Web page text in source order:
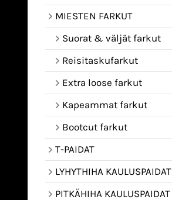
MIESTEN FARKUT
Suorat & väljät farkut
Reisitaskufarkut
Extra loose farkut
Kapeammat farkut
Bootcut farkut
T-PAIDAT
LYHYTHIHA KAULUSPAIDAT
PITKÄHIHA KAULUSPAIDAT